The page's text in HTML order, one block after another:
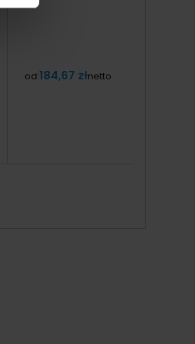
od:184,67 złnetto